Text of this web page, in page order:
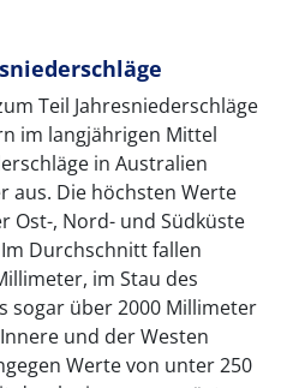
Teil Jahresniederschläge
im langjährigen Mittel
in Australien
aus. Die höchsten Werte
Ost-, Nord- und Südküste
Durchschnitt fallen
im Stau des
sogar über 2000 Millimeter
und der Westen
Werte von unter 250